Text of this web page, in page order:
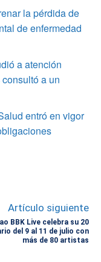
la pérdida de
de enfermedad
a atención
a un
entró en vigor
Artículo siguiente
BBK Live celebra su 20
del 9 al 11 de julio con
más de 80 artistas